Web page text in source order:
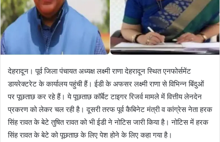
देहरादून। पूर्व जिला पंचायत अध्यक्ष लक्ष्मी राणा देहरादून स्थित एनफोर्समेंट
डायरेक्टरेट के कार्यालय पहुंची हैं। ईडी के अफसर लक्ष्मी राणा से विभिन्न बिंदुओं
पर पूछताछ कर रहे हैं। ये पूछताछ कॉर्बेट टाइगर रिजर्व मामले में वित्तीय लेनदेन
प्रकरण को लेकर चल रही है। दूसरी तरफ पूर्व कैबिनेट मंत्री व कांग्रेस नेता हरक
सिंह रावत के बेटे तुषित रावत को भी ईडी ने नोटिस जारी किया है। नोटिस में हरक
सिंह रावत के बेटे को पूछताछ के लिए पेश होने के लिए कहा गया है।